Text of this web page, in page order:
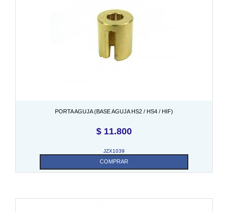
PORTA AGUJA (BASE AGUJA HS2 / HS4 / HIF)
$ 11.800
JZX1039
COMPRAR